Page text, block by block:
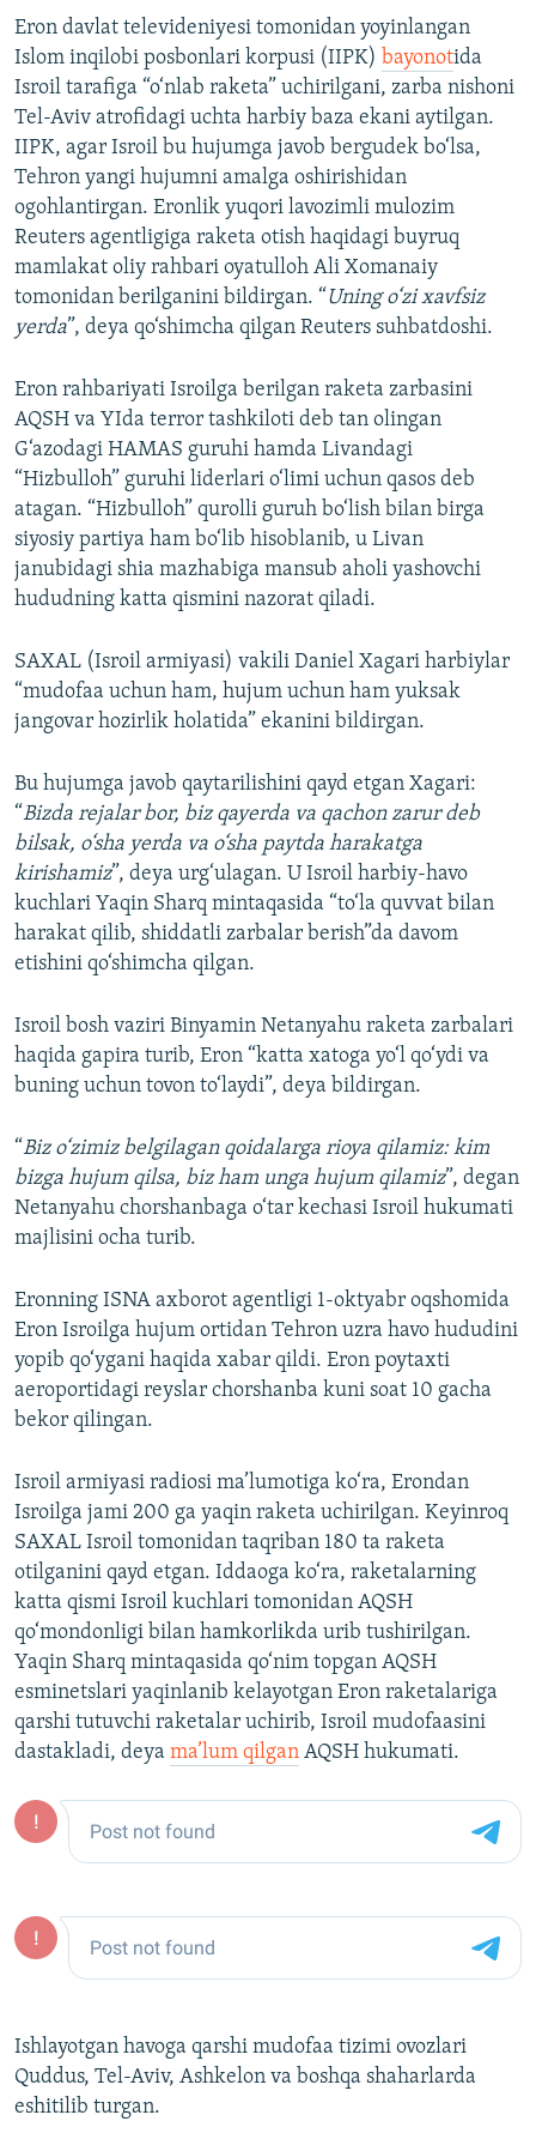
Eron davlat televideniyesi tomonidan yoyinlangan
Islom inqilobi posbonlari korpusi (IIPK) bayonotida
Isroil tarafiga “o‘nlab raketa” uchirilgani, zarba nishoni
Tel-Aviv atrofidagi uchta harbiy baza ekani aytilgan.
IIPK, agar Isroil bu hujumga javob bergudek bo‘lsa,
Tehron yangi hujumni amalga oshirishidan
ogohlantirgan. Eronlik yuqori lavozimli mulozim
Reuters agentligiga raketa otish haqidagi buyruq
mamlakat oliy rahbari oyatulloh Ali Xomanaiy
tomonidan berilganini bildirgan. “Uning o‘zi xavfsiz
yerda”, deya qo‘shimcha qilgan Reuters suhbatdoshi.
Eron rahbariyati Isroilga berilgan raketa zarbasini
AQSH va YIda terror tashkiloti deb tan olingan
G‘azodagi HAMAS guruhi hamda Livandagi
“Hizbulloh” guruhi liderlari o‘limi uchun qasos deb
atagan. “Hizbulloh” qurolli guruh bo‘lish bilan birga
siyosiy partiya ham bo‘lib hisoblanib, u Livan
janubidagi shia mazhabiga mansub aholi yashovchi
hududning katta qismini nazorat qiladi.
SAXAL (Isroil armiyasi) vakili Daniel Xagari harbiylar
“mudofaa uchun ham, hujum uchun ham yuksak
jangovar hozirlik holatida” ekanini bildirgan.
Bu hujumga javob qaytarilishini qayd etgan Xagari:
“Bizda rejalar bor, biz qayerda va qachon zarur deb
bilsak, o‘sha yerda va o‘sha paytda harakatga
kirishamiz”, deya urg‘ulagan. U Isroil harbiy-havo
kuchlari Yaqin Sharq mintaqasida “to‘la quvvat bilan
harakat qilib, shiddatli zarbalar berish”da davom
etishini qo‘shimcha qilgan.
Isroil bosh vaziri Binyamin Netanyahu raketa zarbalari
haqida gapira turib, Eron “katta xatoga yo‘l qo‘ydi va
buning uchun tovon to‘laydi”, deya bildirgan.
“Biz o‘zimiz belgilagan qoidalarga rioya qilamiz: kim
bizga hujum qilsa, biz ham unga hujum qilamiz”, degan
Netanyahu chorshanbaga o‘tar kechasi Isroil hukumati
majlisini ocha turib.
Eronning ISNA axborot agentligi 1-oktyabr oqshomida
Eron Isroilga hujum ortidan Tehron uzra havo hududini
yopib qo‘ygani haqida xabar qildi. Eron poytaxti
aeroportidagi reyslar chorshanba kuni soat 10 gacha
bekor qilingan.
Isroil armiyasi radiosi ma’lumotiga ko‘ra, Erondan
Isroilga jami 200 ga yaqin raketa uchirilgan. Keyinroq
SAXAL Isroil tomonidan taqriban 180 ta raketa
otilganini qayd etgan. Iddaoga ko‘ra, raketalarning
katta qismi Isroil kuchlari tomonidan AQSH
qo‘mondonligi bilan hamkorlikda urib tushirilgan.
Yaqin Sharq mintaqasida qo‘nim topgan AQSH
esminetslari yaqinlanib kelayotgan Eron raketalariga
qarshi tutuvchi raketalar uchirib, Isroil mudofaasini
dastakladi, deya ma’lum qilgan AQSH hukumati.
Ishlayotgan havoga qarshi mudofaa tizimi ovozlari
Quddus, Tel-Aviv, Ashkelon va boshqa shaharlarda
eshitilib turgan.